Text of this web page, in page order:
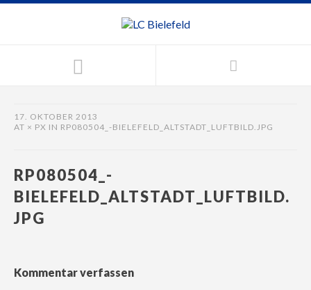
17. OKTOBER 2013
AT × PX IN RP080504_-BIELEFELD_ALTSTADT_LUFTBILD.JPG
RP080504_-
BIELEFELD_ALTSTADT_LUFTBILD.
JPG
Kommentar verfassen